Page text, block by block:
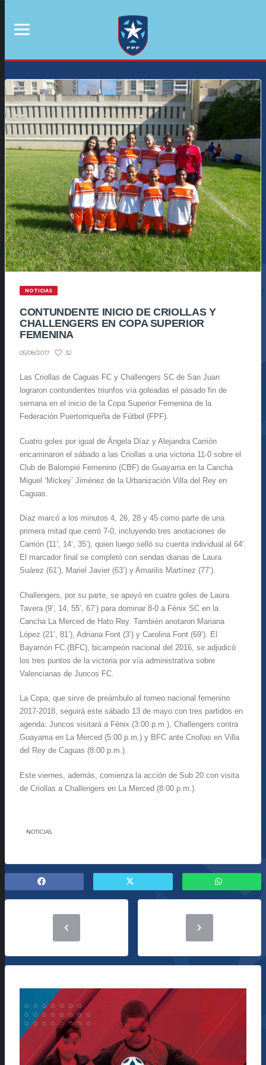
NOTICIAS
CONTUNDENTE INICIO DE CRIOLLAS Y
CHALLENGERS EN COPA SUPERIOR
FEMENINA
05/08/2017 32
Las Criollas de Caguas FC y Challengers SC de San Juan
lograron contundentes triunfos vía goleadas el pasado fin de
semana en el inicio de la Copa Superior Femenina de la
Federación Puertorriqueña de Fútbol (FPF).
Cuatro goles por igual de Ángela Díaz y Alejandra Carrión
encaminaron el sábado a las Criollas a una victoria 11-0 sobre el
Club de Balompié Femenino (CBF) de Guayama en la Cancha
Miguel ‘Mickey’ Jiménez de la Urbanización Villa del Rey en
Caguas.
Díaz marcó a los minutos 4, 26, 28 y 45 como parte de una
primera mitad que cerró 7-0, incluyendo tres anotaciones de
Carrión (11’, 14’, 35’), quien luego selló su cuenta individual al 64’.
El marcador final se completó con sendas dianas de Laura
Suárez (61’), Mariel Javier (63’) y Amarilis Martínez (77’).
Challengers, por su parte, se apoyó en cuatro goles de Laura
Tavera (9’, 14, 55’, 67’) para dominar 8-0 a Fénix SC en la
Cancha La Merced de Hato Rey. También anotaron Mariana
López (21’, 81’), Adriana Font (3’) y Carolina Font (69’). El
Bayamón FC (BFC), bicampeón nacional del 2016, se adjudicó
los tres puntos de la victoria por vía administrativa sobre
Valencianas de Juncos FC.
La Copa, que sirve de preámbulo al torneo nacional femenino
2017-2018, seguirá este sábado 13 de mayo con tres partidos en
agenda: Juncos visitará a Fénix (3:00 p.m.), Challengers contra
Guayama en La Merced (5:00 p.m.) y BFC ante Criollas en Villa
del Rey de Caguas (8:00 p.m.).
Este viernes, además, comienza la acción de Sub 20 con visita
de Criollas a Challengers en La Merced (8:00 p.m.).
NOTICIAS